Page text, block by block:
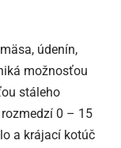
údenín,
možnosťou
stáleho
0 – 15
a krájací kotúč